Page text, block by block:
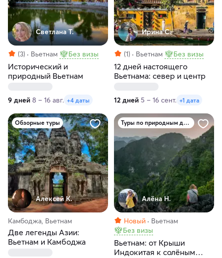
Светлана Т.
(3) Вьетнам Без визы
Исторический и
природный Вьетнам
9 дней 8 – 16 авг. +4 даты
Ирина С.
(1) Вьетнам Без визы
12 дней настоящего
Вьетнама: север и центр
12 дней 5 – 16 сент. +1 дата
Обзорные туры
Алексей К.
Камбоджа, Вьетнам
Две легенды Азии:
Вьетнам и Камбоджа
Туры по природным достопримечательностям
Алёна Н.
Новый
Вьетнам
Без визы
Вьетнам: от Крыши
Индокитая к солёным